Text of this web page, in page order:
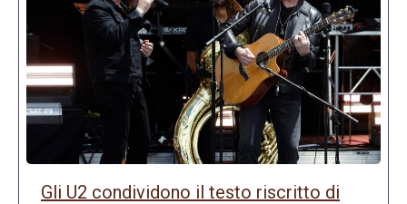
Gli U2 condividono il testo riscritto di